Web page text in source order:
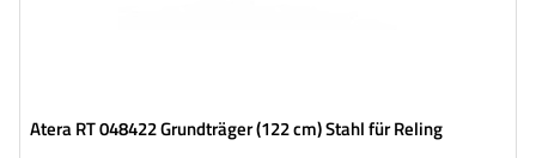
Atera RT 048422 Grundträger (122 cm) Stahl für Reling